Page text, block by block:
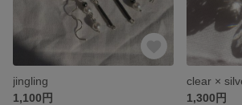
jingling
1,100円
clear ×
1,300円